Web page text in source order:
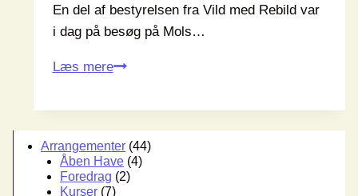
En del af bestyrelsen fra Vild med Rebild var
i dag på besøg på Mols…
Læs mereStudietur
Mols
laboratoriet
Arrangementer (44)
Åben Have (4)
Foredrag (2)
Kurser (7)